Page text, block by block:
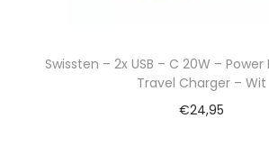
Swissten – 2x USB – C 20W –
Travel Charger – Wit
€24,95